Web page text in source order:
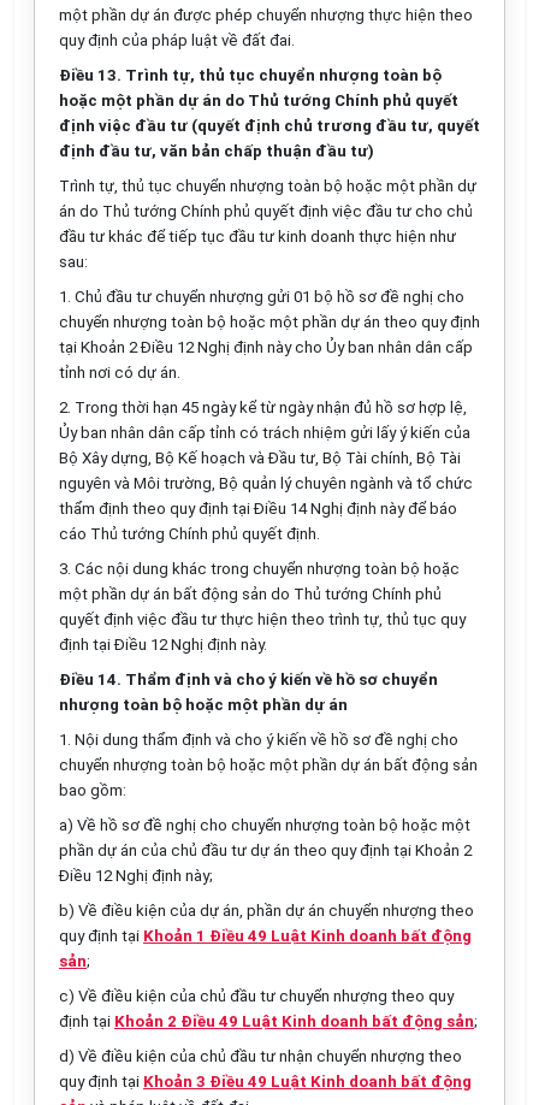
một phần dự án được phép chuyển nhượng thực hiện theo
quy định của pháp luật về đất đai.
Điều 13. Trình tự, thủ tục chuyển nhượng toàn bộ
hoặc một phần dự án do Thủ tướng Chính phủ quyết
định việc đầu tư (quyết định chủ trương đầu tư, quyết
định đầu tư, văn bản chấp thuận đầu tư)
Trình tự, thủ tục chuyển nhượng toàn bộ hoặc một phần dự
án do Thủ tướng Chính phủ quyết định việc đầu tư cho chủ
đầu tư khác để tiếp tục đầu tư kinh doanh thực hiện như
sau:
1. Chủ đầu tư chuyển nhượng gửi 01 bộ hồ sơ đề nghị cho
chuyển nhượng toàn bộ hoặc một phần dự án theo quy định
tại Khoản 2 Điều 12 Nghị định này cho Ủy ban nhân dân cấp
tỉnh nơi có dự án.
2. Trong thời hạn 45 ngày kể từ ngày nhận đủ hồ sơ hợp lệ,
Ủy ban nhân dân cấp tỉnh có trách nhiệm gửi lấy ý kiến của
Bộ Xây dựng, Bộ Kế hoạch và Đầu tư, Bộ Tài chính, Bộ Tài
nguyên và Môi trường, Bộ quản lý chuyên ngành và tổ chức
thẩm định theo quy định tại Điều 14 Nghị định này để báo
cáo Thủ tướng Chính phủ quyết định.
3. Các nội dung khác trong chuyển nhượng toàn bộ hoặc
một phần dự án bất động sản do Thủ tướng Chính phủ
quyết định việc đầu tư thực hiện theo trình tự, thủ tục quy
định tại Điều 12 Nghị định này.
Điều 14. Thẩm định và cho ý kiến về hồ sơ chuyển
nhượng toàn bộ hoặc một phần dự án
1. Nội dung thẩm định và cho ý kiến về hồ sơ đề nghị cho
chuyển nhượng toàn bộ hoặc một phần dự án bất động sản
bao gồm:
a) Về hồ sơ đề nghị cho chuyển nhượng toàn bộ hoặc một
phần dự án của chủ đầu tư dự án theo quy định tại Khoản 2
Điều 12 Nghị định này;
b) Về điều kiện của dự án, phần dự án chuyển nhượng theo
quy định tại Khoản 1 Điều 49 Luật Kinh doanh bất động
sản;
c) Về điều kiện của chủ đầu tư chuyển nhượng theo quy
định tại Khoản 2 Điều 49 Luật Kinh doanh bất động sản;
d) Về điều kiện của chủ đầu tư nhận chuyển nhượng theo
quy định tại Khoản 3 Điều 49 Luật Kinh doanh bất động